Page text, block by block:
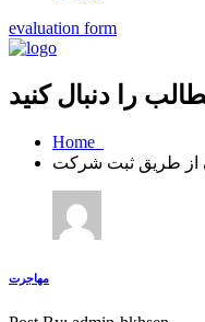
evaluation form
را دنبال کنید
Home
از طریق ثبت شرکت
مهاجرت